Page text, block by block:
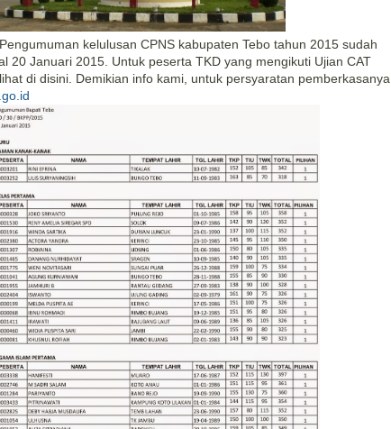
kelulusan CPNS kabupaten Tebo tahun 2015 sudah
20 Januari 2015. Untuk peserta TKD yang mengikuti Ujian CAT
di disini. Demikian info kami, untuk persyaratan pemberkasanya